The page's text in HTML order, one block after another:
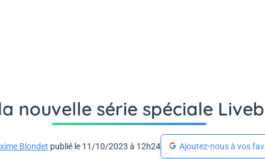
nouvelle série spéciale
Blondet publié le 11/10/2023 à 12h24 Ajoutez-nous à vos